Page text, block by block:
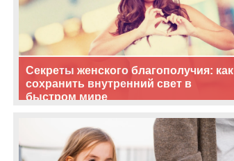
Секреты женского благополучия: как
сохранить внутренний свет в
быстром мире